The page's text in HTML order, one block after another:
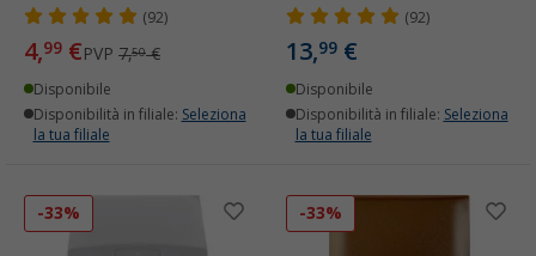
(92)
4,99 €PVP 7,50€
Disponibile
Disponibilità in filiale: Seleziona
la tua filiale
(92)
13,99 €
Disponibile
Disponibilità in filiale: Seleziona
la tua filiale
-33% -33%